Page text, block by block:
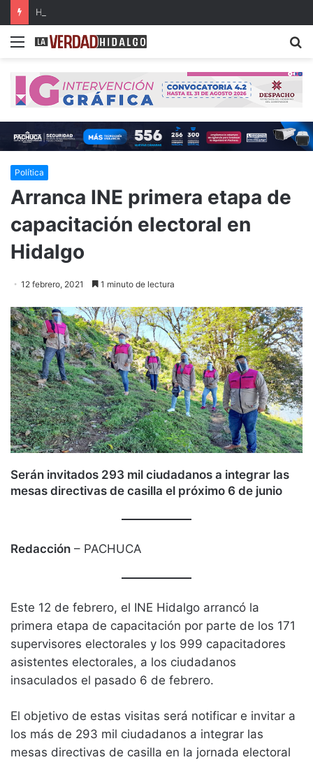
Menu
Política
Arranca INE primera etapa de
capacitación electoral en
Hidalgo
12 febrero, 2021 1 minuto de lectura
Serán invitados 293 mil ciudadanos a integrar las
mesas directivas de casilla el próximo 6 de junio
Redacción – PACHUCA
Este 12 de febrero, el INE Hidalgo arrancó la
primera etapa de capacitación por parte de los 171
supervisores electorales y los 999 capacitadores
asistentes electorales, a los ciudadanos
insaculados el pasado 6 de febrero.
El objetivo de estas visitas será notificar e invitar a
los más de 293 mil ciudadanos a integrar las
mesas directivas de casilla en la jornada electoral